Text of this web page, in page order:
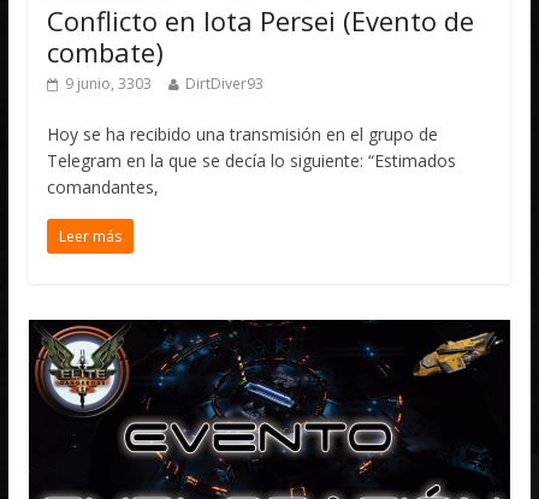
Conflicto en Iota Persei (Evento de
combate)
9 junio, 3303 DirtDiver93
Hoy se ha recibido una transmisión en el grupo de
Telegram en la que se decía lo siguiente: “Estimados
comandantes,
Leer más